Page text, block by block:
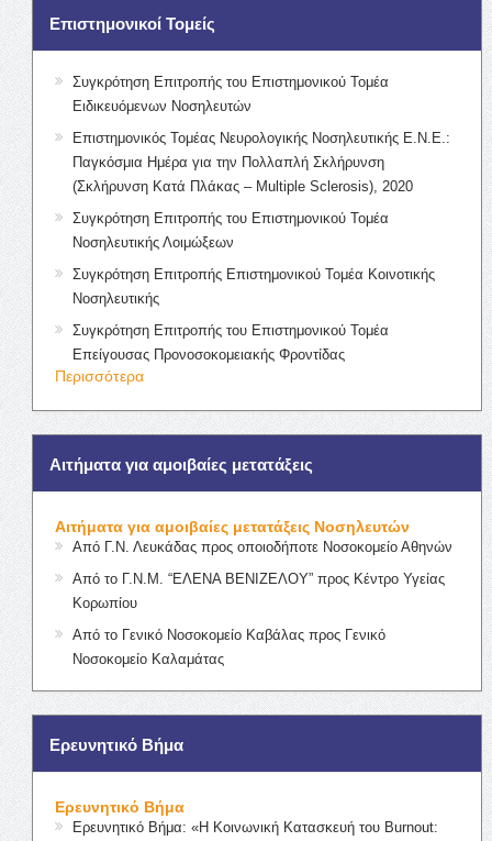
Επιστημονικοί Τομείς
Συγκρότηση Επιτροπής του Επιστημονικού Τομέα
Ειδικευόμενων Νοσηλευτών
Επιστημονικός Τομέας Νευρολογικής Νοσηλευτικής Ε.Ν.Ε.:
Παγκόσμια Ημέρα για την Πολλαπλή Σκλήρυνση
(Σκλήρυνση Κατά Πλάκας – Multiple Sclerosis), 2020
Συγκρότηση Επιτροπής του Επιστημονικού Τομέα
Νοσηλευτικής Λοιμώξεων
Συγκρότηση Επιτροπής Επιστημονικού Τομέα Κοινοτικής
Νοσηλευτικής
Συγκρότηση Επιτροπής του Επιστημονικού Τομέα
Επείγουσας Προνοσοκομειακής Φροντίδας
Περισσότερα
Αιτήματα για αμοιβαίες μετατάξεις
Αιτήματα για αμοιβαίες μετατάξεις Νοσηλευτών
Από Γ.Ν. Λευκάδας προς οποιοδήποτε Νοσοκομείο Αθηνών
Από το Γ.Ν.Μ. “ΕΛΕΝΑ ΒΕΝΙΖΕΛΟΥ” προς Κέντρο Υγείας
Κορωπίου
Από το Γενικό Νοσοκομείο Καβάλας προς Γενικό
Νοσοκομείο Καλαμάτας
Ερευνητικό Βήμα
Ερευνητικό Βήμα
Ερευνητικό Βήμα: «Η Κοινωνική Κατασκευή του Burnout: